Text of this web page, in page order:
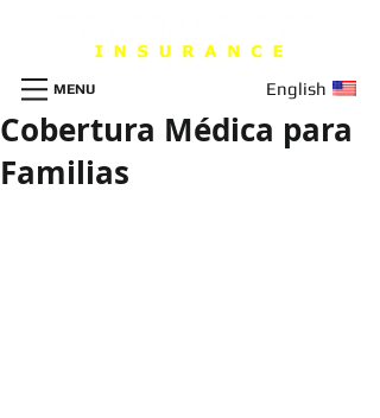
English
MENU
Cobertura Médica para
Familias